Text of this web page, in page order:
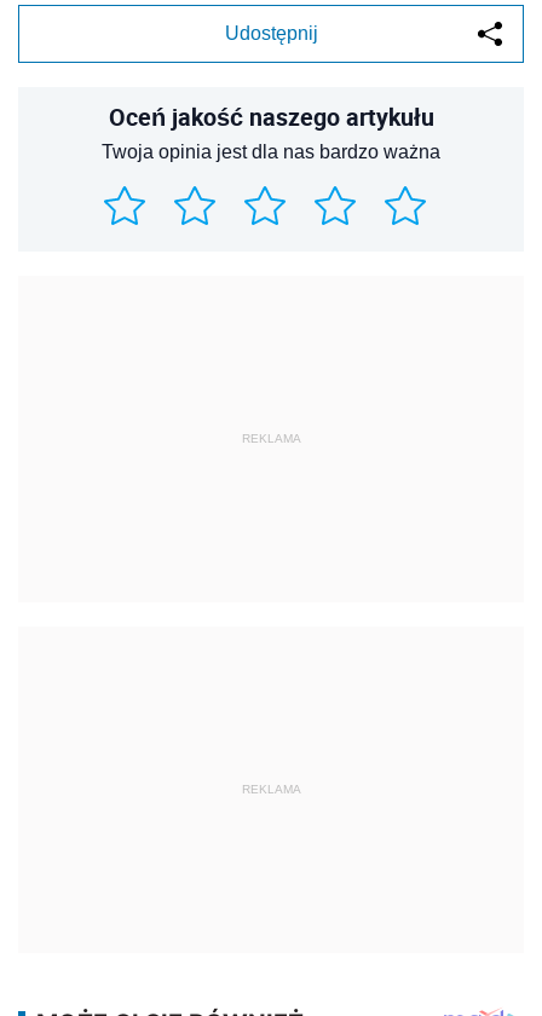
Udostępnij
Oceń jakość naszego artykułu
Twoja opinia jest dla nas bardzo ważna
REKLAMA
REKLAMA